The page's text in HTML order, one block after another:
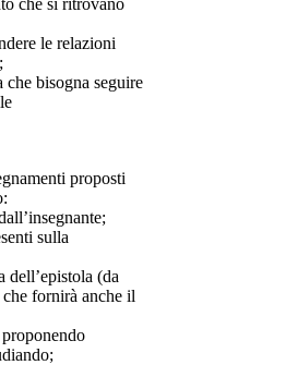
le relazioni
che bisogna seguire
proposti
sulla
dell’epistola (da
fornirà anche il
proponendo